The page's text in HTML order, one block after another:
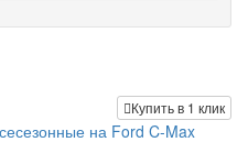
Купить в 1 клик